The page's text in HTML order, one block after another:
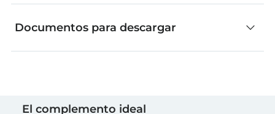
Documentos para descargar
Maleta de transporte
El complemento ideal